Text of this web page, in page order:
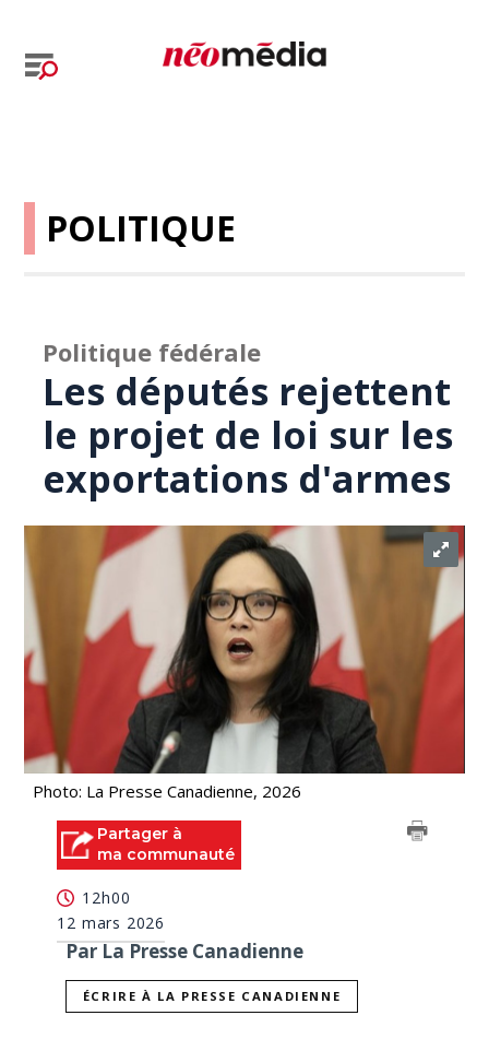
POLITIQUE
Politique fédérale
Les députés rejettent
le projet de loi sur les
exportations d'armes
Photo: La Presse Canadienne, 2026
Partager à
ma communauté
12h00
12 mars 2026
Par La Presse Canadienne
ÉCRIRE À LA PRESSE CANADIENNE